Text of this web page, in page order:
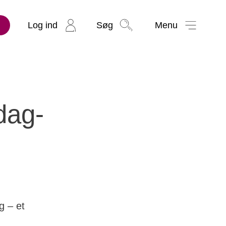
Log ind Søg Menu
– et